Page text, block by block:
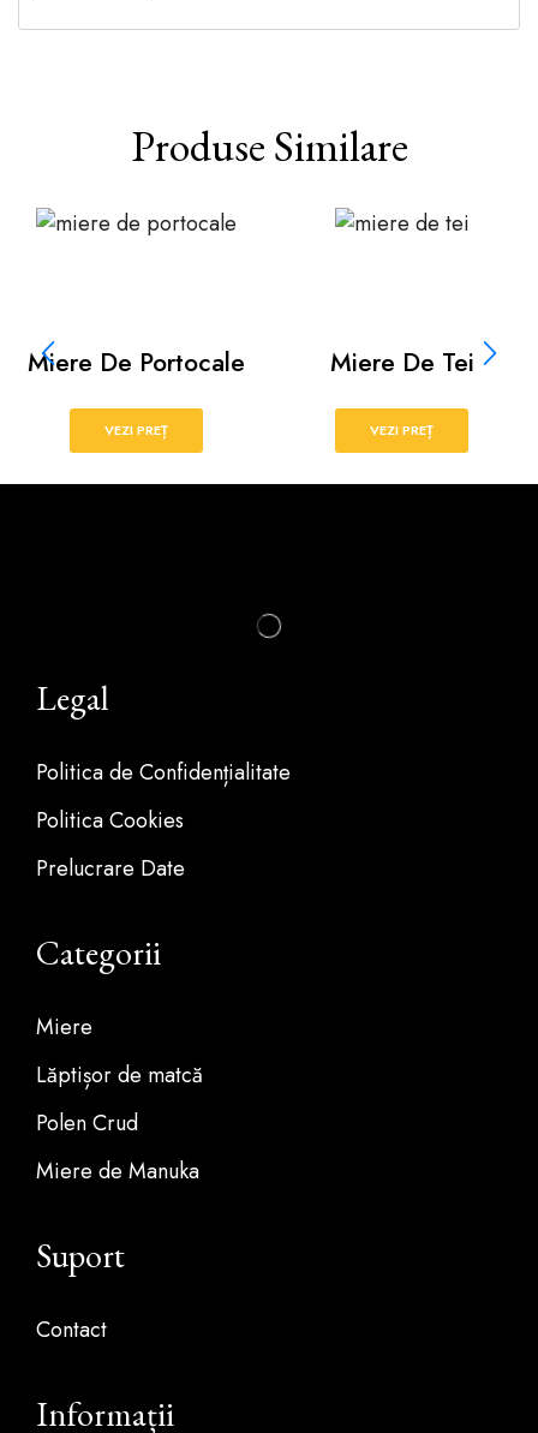
Produse Similare
Miere De Portocale
VEZI PREȚ
Miere De Tei
VEZI PREȚ
Legal
Politica de Confidențialitate
Politica Cookies
Prelucrare Date
Categorii
Miere
Lăptișor de matcă
Polen Crud
Miere de Manuka
Suport
Contact
Informații